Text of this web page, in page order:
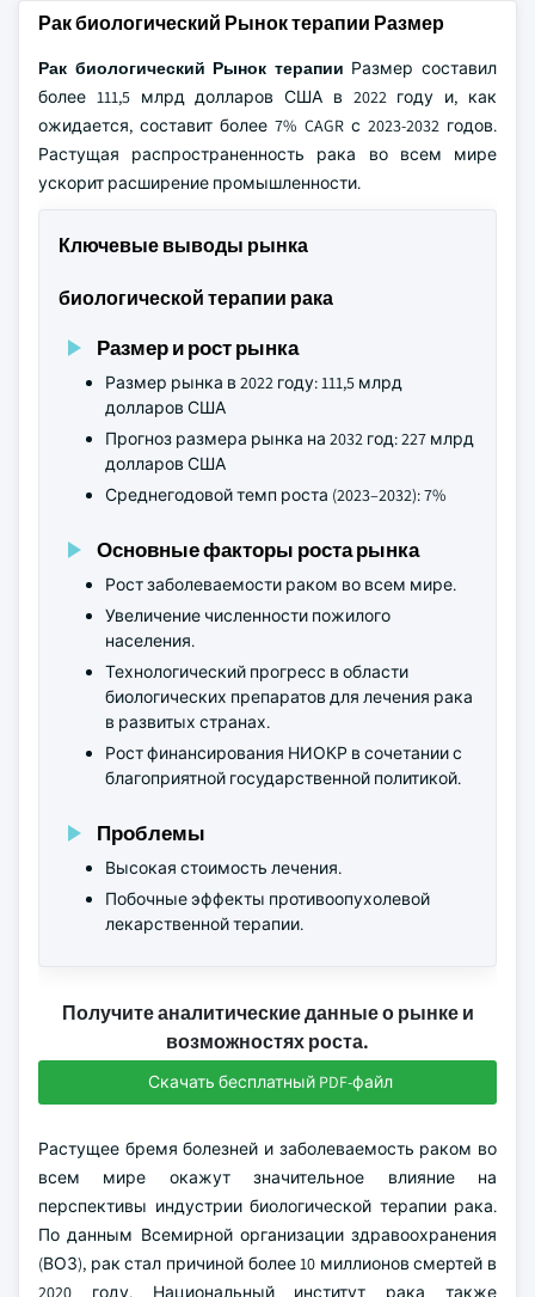
Рак биологический Рынок терапии Размер
Рак биологический Рынок терапии Размер составил
более 111,5 млрд долларов США в 2022 году и, как
ожидается, составит более 7% CAGR с 2023-2032 годов.
Растущая распространенность рака во всем мире
ускорит расширение промышленности.
Ключевые выводы рынка
биологической терапии рака
Размер и рост рынка
Размер рынка в 2022 году: 111,5 млрд
долларов США
Прогноз размера рынка на 2032 год: 227 млрд
долларов США
Среднегодовой темп роста (2023–2032): 7%
Основные факторы роста рынка
Рост заболеваемости раком во всем мире.
Увеличение численности пожилого
населения.
Технологический прогресс в области
биологических препаратов для лечения рака
в развитых странах.
Рост финансирования НИОКР в сочетании с
благоприятной государственной политикой.
Проблемы
Высокая стоимость лечения.
Побочные эффекты противоопухолевой
лекарственной терапии.
Получите аналитические данные о рынке и
возможностях роста.
Скачать бесплатный PDF-файл
Растущее бремя болезней и заболеваемость раком во
всем мире окажут значительное влияние на
перспективы индустрии биологической терапии рака.
По данным Всемирной организации здравоохранения
(ВОЗ), рак стал причиной более 10 миллионов смертей в
2020 году. Национальный институт рака также